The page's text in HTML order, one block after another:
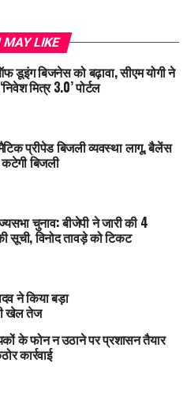
MAY LIKE
डूइंग बिजनेस को बढ़ावा, सीएम योगी ने
मित्र 3.0’ पोर्टल
प्रीपेड बिजली व्यवस्था लागू, बैलेंस
बिजली
चुनाव: बीजेपी ने जारी की 4
सूची, विनोद तावड़े को टिकट
ने किया बड़ा
खेल तेज
के फोन न उठाने पर प्रशासन तैयार
कार्रवाई